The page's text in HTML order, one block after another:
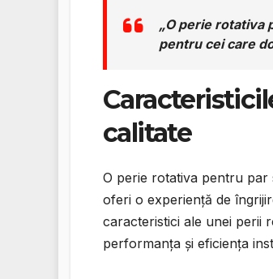
„O perie rotativa
pentru cei care
calitate
O perie rotativa pentru par
oferi o experiență de
caracteristici ale unei perii
performanța și eficiența